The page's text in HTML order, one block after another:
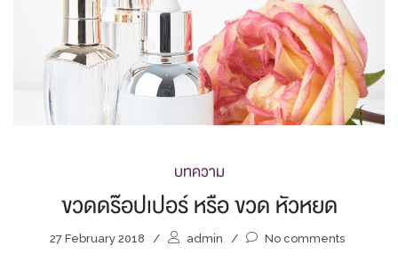
บทความ
ขวดดร๊อปเปอร์ หรือ ขวด หัวหยด
27 February 2018 / admin / No comments